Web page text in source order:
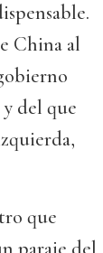
China al
del que
que